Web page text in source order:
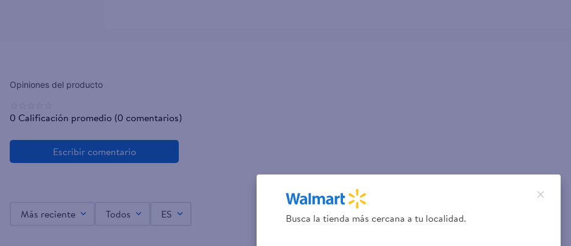
0 Calificación promedio (0 comentarios)
Más reciente Todos ES Busca la tienda más cercana a tu localidad.